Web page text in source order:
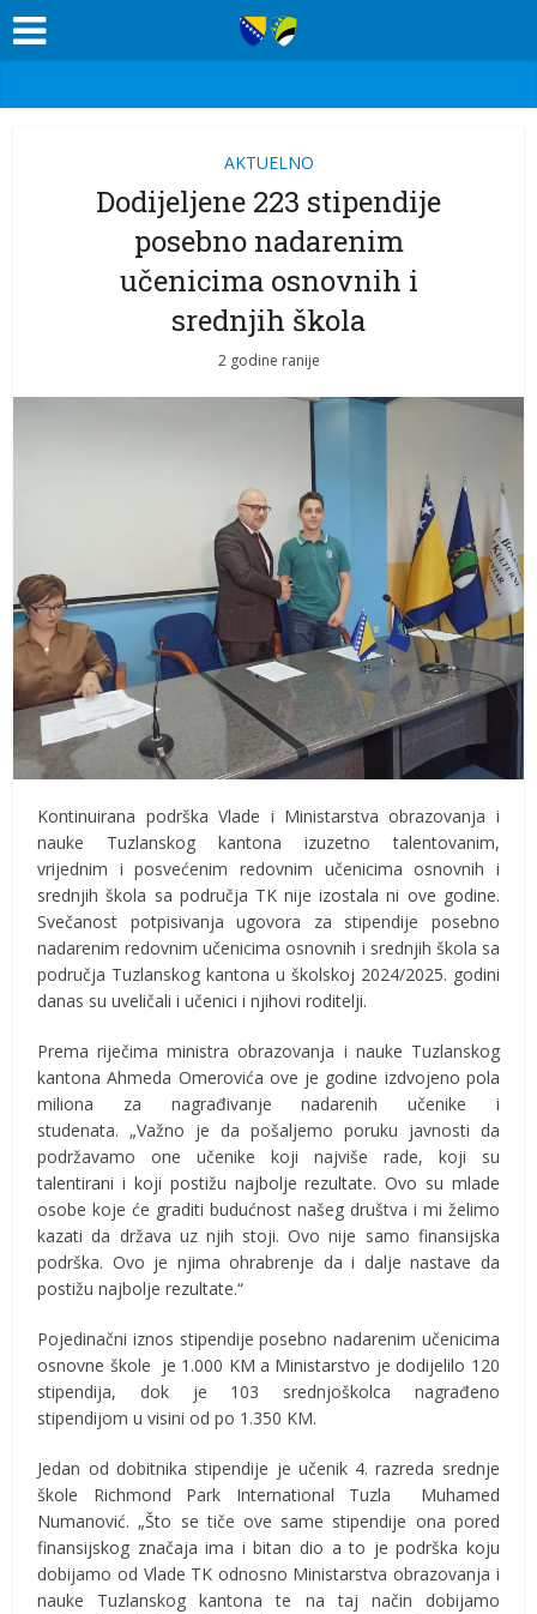
AKTUELNO
Dodijeljene 223 stipendije
posebno nadarenim
učenicima osnovnih i
srednjih škola
2 godine ranije
Kontinuirana podrška Vlade i Ministarstva obrazovanja i
nauke Tuzlanskog kantona izuzetno talentovanim,
vrijednim i posvećenim redovnim učenicima osnovnih i
srednjih škola sa područja TK nije izostala ni ove godine.
Svečanost potpisivanja ugovora za stipendije posebno
nadarenim redovnim učenicima osnovnih i srednjih škola sa
područja Tuzlanskog kantona u školskoj 2024/2025. godini
danas su uveličali i učenici i njihovi roditelji.
Prema riječima ministra obrazovanja i nauke Tuzlanskog
kantona Ahmeda Omerovića ove je godine izdvojeno pola
miliona za nagrađivanje nadarenih učenike i
studenata. „Važno je da pošaljemo poruku javnosti da
podržavamo one učenike koji najviše rade, koji su
talentirani i koji postižu najbolje rezultate. Ovo su mlade
osobe koje će graditi budućnost našeg društva i mi želimo
kazati da država uz njih stoji. Ovo nije samo finansijska
podrška. Ovo je njima ohrabrenje da i dalje nastave da
postižu najbolje rezultate.“
Pojedinačni iznos stipendije posebno nadarenim učenicima
osnovne škole je 1.000 KM a Ministarstvo je dodijelilo 120
stipendija, dok je 103 srednjoškolca nagrađeno
stipendijom u visini od po 1.350 KM.
Jedan od dobitnika stipendije je učenik 4. razreda srednje
škole Richmond Park International Tuzla Muhamed
Numanović. „Što se tiče ove same stipendije ona pored
finansijskog značaja ima i bitan dio a to je podrška koju
dobijamo od Vlade TK odnosno Ministarstva obrazovanja i
nauke Tuzlanskog kantona te na taj način dobijamo